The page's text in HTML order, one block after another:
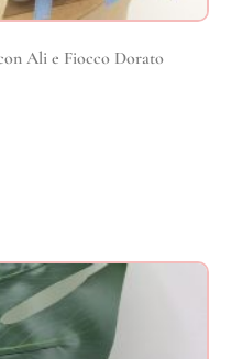
Ali e Fiocco Dorato